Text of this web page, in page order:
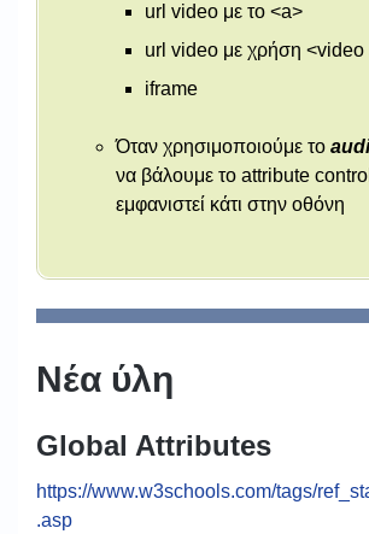
url video με το <a>
url video με χρήση <video
iframe
Όταν χρησιμοποιούμε το
να βάλουμε το attribute
εμφανιστεί κάτι στην οθόνη
Νέα ύλη
Global Attributes
https://www.w3schools.com/tags/
.asp